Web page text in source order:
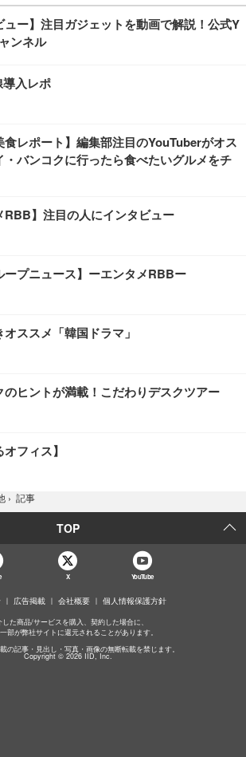
ュー】注目ガジェットを動画で解説！公式Y
ンネル
入レポ
食レポート】編集部注目のYouTuberがオス
・バンコクに行ったら食べたいグルメをチ
RBB】注目の人にインタビュー
ープニュース】ーエンタメRBBー
ススメ「韓国ドラマ」
のヒントが満載！こだわりデスクツアー
オフィス】
› 記事
TOP
X YouTube
広告掲載 会社概要 個人情報保護方針
した商品/サービスを購入、契約した場合に、
部が弊社サイトに還元されることがあります。
の記事・見出し・写真・画像の無断転載を禁じます。
Copyright © 2026 IID, Inc.